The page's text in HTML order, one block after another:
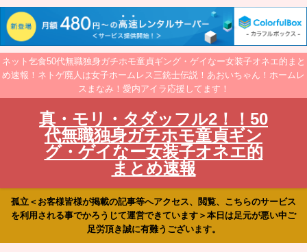
ネット乞食50代無職独身ガチホモ童貞ギング・ゲイなー女装子オネエ的まと
め速報！ネトゲ廃人は女子ホームレス三銃士伝説！あおいちゃん！ホームレ
スまなみ！愛内アイラ応援してます！
真・モリ・タダッフル2！！50
代無職独身ガチホモ童貞ギン
グ・ゲイなー女装子オネエ的
まとめ速報
孤立＜お客様皆様が掲載の記事等へアクセス、閲覧、こちらのサービス
を利用される事でかろうじて運営できています＞本日は足元が悪い中ご
足労頂き誠に有難うございます。